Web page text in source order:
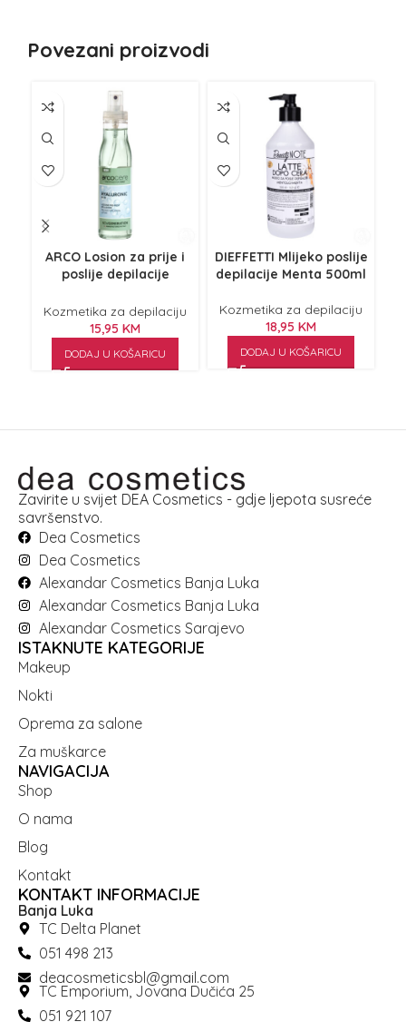
Povezani proizvodi
ARCO Losion za prije i
poslije depilacije
Kozmetika za depilaciju
15,95 KM
DODAJ U KOŠARICU
DIEFFETTI Mlijeko poslije
depilacije Menta 500ml
Kozmetika za depilaciju
18,95 KM
DODAJ U KOŠARICU
Zavirite u svijet DEA Cosmetics - gdje ljepota susreće
savršenstvo.
Dea Cosmetics
Dea Cosmetics
Alexandar Cosmetics Banja Luka
Alexandar Cosmetics Banja Luka
Alexandar Cosmetics Sarajevo
ISTAKNUTE KATEGORIJE
Makeup
Nokti
Oprema za salone
Za muškarce
NAVIGACIJA
Shop
O nama
Blog
Kontakt
KONTAKT INFORMACIJE
Banja Luka
TC Delta Planet
051 498 213
deacosmeticsbl@gmail.com
TC Emporium, Jovana Dučića 25
051 921 107